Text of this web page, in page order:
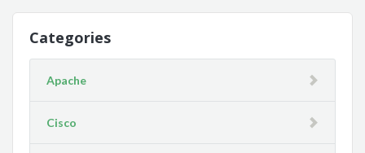
Categories
Apache
Cisco